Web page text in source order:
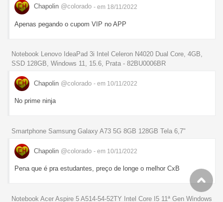
Chapolin @colorado - em 18/11/2022
Apenas pegando o cupom VIP no APP
Notebook Lenovo IdeaPad 3i Intel Celeron N4020 Dual Core, 4GB,
SSD 128GB, Windows 11, 15.6, Prata - 82BU0006BR
Chapolin @colorado - em 10/11/2022
No prime ninja
Smartphone Samsung Galaxy A73 5G 8GB 128GB Tela 6,7"
Chapolin @colorado - em 10/11/2022
Pena que é pra estudantes, preço de longe o melhor CxB
Notebook Acer Aspire 5 A514-54-52TY Intel Core I5 11ª Gen Windows